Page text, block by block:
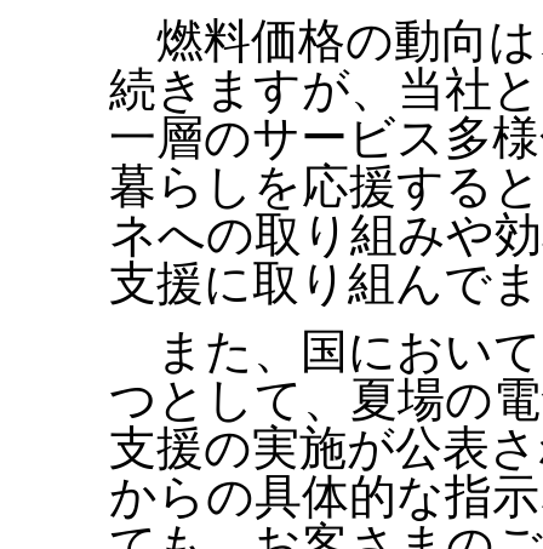
燃料価格の動向
続きますが、当社
一層のサービス多
暮らしを応援する
ネへの取り組みや
支援に取り組んで
また、国におい
つとして、夏場の
支援の実施が公表
からの具体的な指